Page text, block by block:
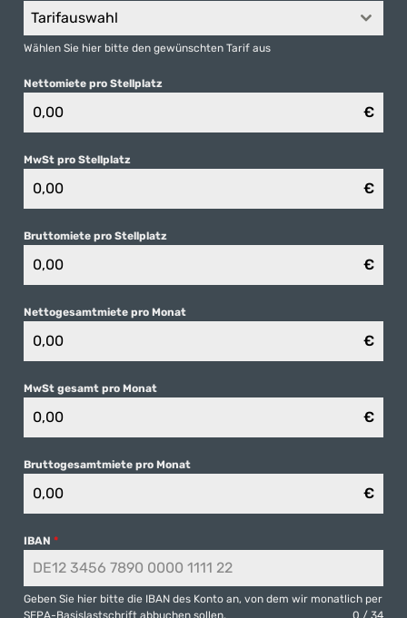
Tarifauswahl
Wählen Sie hier bitte den gewünschten Tarif aus
Nettomiete pro Stellplatz
€
MwSt pro Stellplatz
€
Bruttomiete pro Stellplatz
€
Nettogesamtmiete pro Monat
€
MwSt gesamt pro Monat
€
Bruttogesamtmiete pro Monat
€
IBAN *
Geben Sie hier bitte die IBAN des Konto an, von dem wir monatlich per